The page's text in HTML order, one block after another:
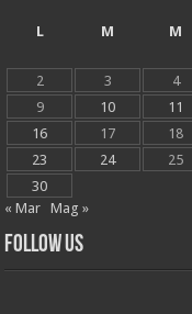
L
M M
2
3 4
9
10 11
16
17 18
23
24 25
30
« Mar
Mag »
Follow Us